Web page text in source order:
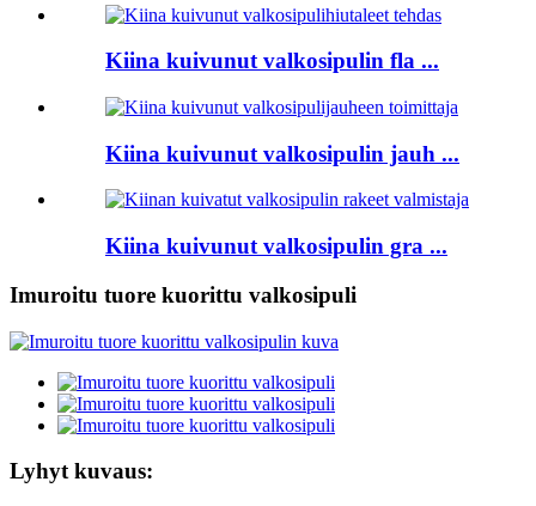
Kiina kuivunut valkosipulin fla ...
Kiina kuivunut valkosipulin jauh ...
Kiina kuivunut valkosipulin gra ...
Imuroitu tuore kuorittu valkosipuli
Lyhyt kuvaus: